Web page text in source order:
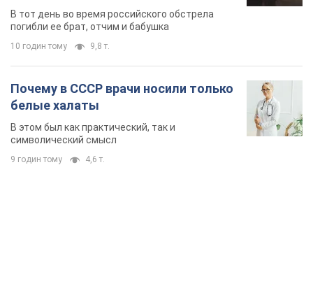
область. Фото
В тот день во время российского обстрела
погибли ее брат, отчим и бабушка
10 годин тому 9,8 т.
Почему в СССР врачи носили только
белые халаты
В этом был как практический, так и
символический смысл
9 годин тому 4,6 т.